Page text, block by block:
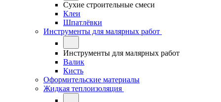
Сухие строительные смеси
Клеи
Шпатлёвки
Инструменты для малярных работ
Инструменты для малярных работ
Валик
Кисть
Оформительские материалы
Жидкая теплоизоляция